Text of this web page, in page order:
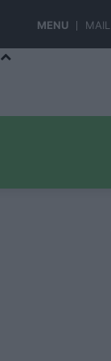
MENU MAIL